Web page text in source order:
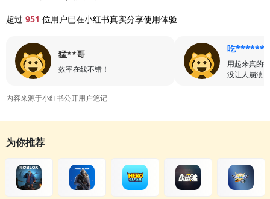
超过 951 位用户已在小红书真实分享使用体验
猛**哥
效率在线不错！
吃******
用起来真的
没让人崩溃
内容来源于小红书公开用户笔记
为你推荐